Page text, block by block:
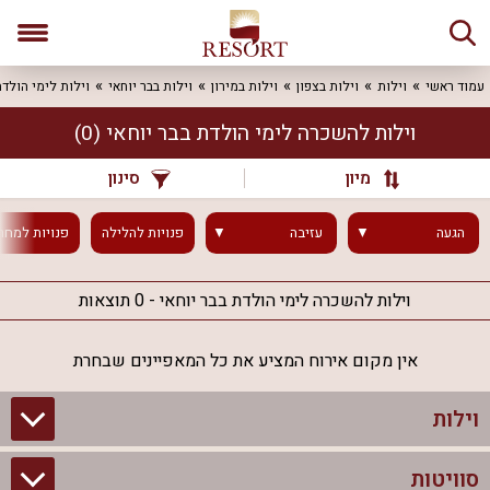
עמוד ראשי וילות וילות בצפון וילות במירון וילות בבר יוחאי וילות לימי
וילות להשכרה לימי הולדת בבר יוחאי (0)
מיון סינון
הגעה עזיבה פנויותלהלילה פנויות
וילות להשכרה לימי הולדת בבר יוחאי - 0 תוצאות
אין מקום אירוח המציע את כל המאפיינים שבחרת
וילות
סוויטות